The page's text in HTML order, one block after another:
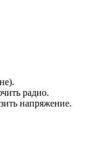
радио.
напряжение.